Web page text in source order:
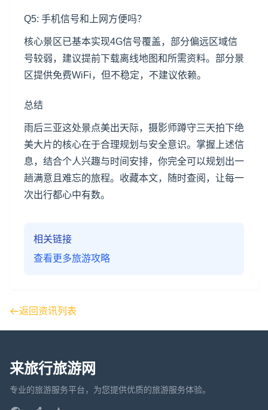
Q5: 手机信号和上网方便吗？
核心景区已基本实现4G信号覆盖，部分偏远区域信
号较弱，建议提前下载离线地图和所需资料。部分景
区提供免费WiFi，但不稳定，不建议依赖。
总结
雨后三亚这处景点美出天际，摄影师蹲守三天拍下绝
美大片的核心在于合理规划与安全意识。掌握上述信
息，结合个人兴趣与时间安排，你完全可以规划出一
趟满意且难忘的旅程。收藏本文，随时查阅，让每一
次出行都心中有数。
相关链接
查看更多旅游攻略
返回资讯列表
来旅行旅游网
专业的旅游服务平台，为您提供优质的旅游服务体验。